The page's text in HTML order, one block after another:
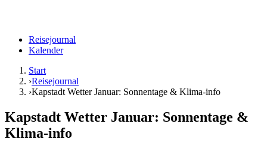
Reisejournal
Kalender
Start
›Reisejournal
›Kapstadt Wetter Januar: Sonnentage & Klima-info
Kapstadt Wetter Januar: Sonnentage &
Klima-info